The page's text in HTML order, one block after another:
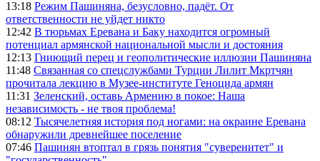
13:18 Режим Пашиняна, безусловно, падёт. От
ответственности не уйдет никто
12:42 В тюрьмах Еревана и Баку находится огромный
потенциал армянской национальной мысли и достояния
12:13 Гниющий перец и геополитические иллюзии Пашиняна
11:48 Связанная со спецслужбами Турции Лилит Мкртчян
прочитала лекцию в Музее-институте Геноцида армян
11:31 Зеленский, оставь Армению в покое: Наша
независимость - не твоя проблема!
08:12 Тысячелетняя история под ногами: на окраине Еревана
обнаружили древнейшее поселение
07:46 Пашинян втоптал в грязь понятия "суверенитет" и